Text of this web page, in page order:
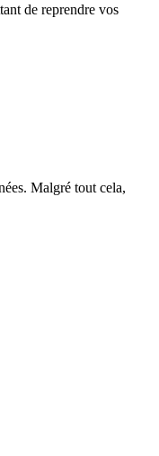
de reprendre vos
Malgré tout cela,